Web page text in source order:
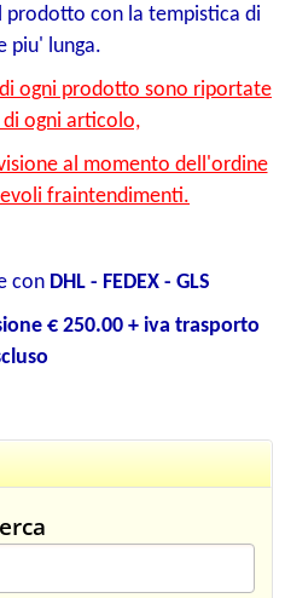
prodotto con la tempistica di
piu' lunga.
ogni prodotto sono riportate
di ogni articolo,
al momento dell'ordine
fraintendimenti.
con DHL - FEDEX - GLS
€ 250.00 + iva trasporto